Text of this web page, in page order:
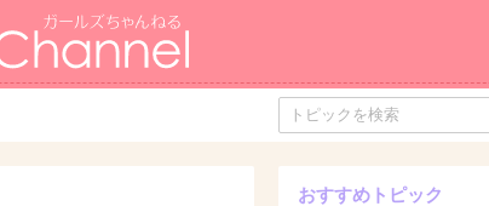
おすすめトピック